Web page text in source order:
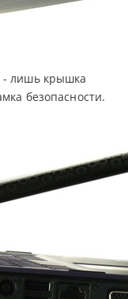
- лишь крышка
безопасности.